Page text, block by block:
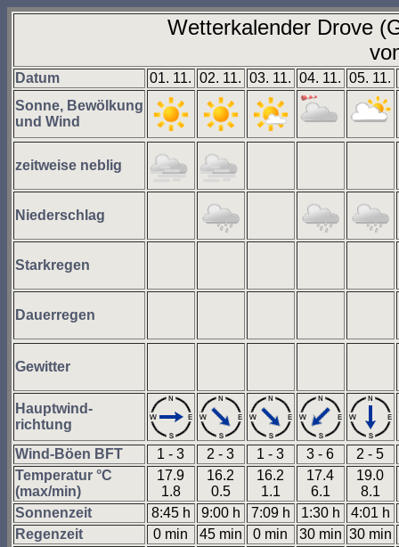
Wetterkalender Drove
Datum 01. 11. 02. 11. 03. 11. 04. 11.
05. 11.
Sonne, Bewölkung
und Wind
zeitweise neblig
Niederschlag
Starkregen
Dauerregen
Gewitter
Hauptwind-
richtung
Wind-Böen BFT
1 - 3 2 - 3 1 - 3 3 - 6
2 - 5
Temperatur °C
(max/min)
17.9
1.8
16.2
0.5
16.2
1.1
17.4
6.1
19.0
8.1
Sonnenzeit
8:45 h 9:00 h 7:09 h 1:30 h
4:01 h
Regenzeit
0 min 45 min 0 min 30 min 30 min